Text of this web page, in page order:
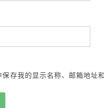
存我的显示名称、邮箱地址